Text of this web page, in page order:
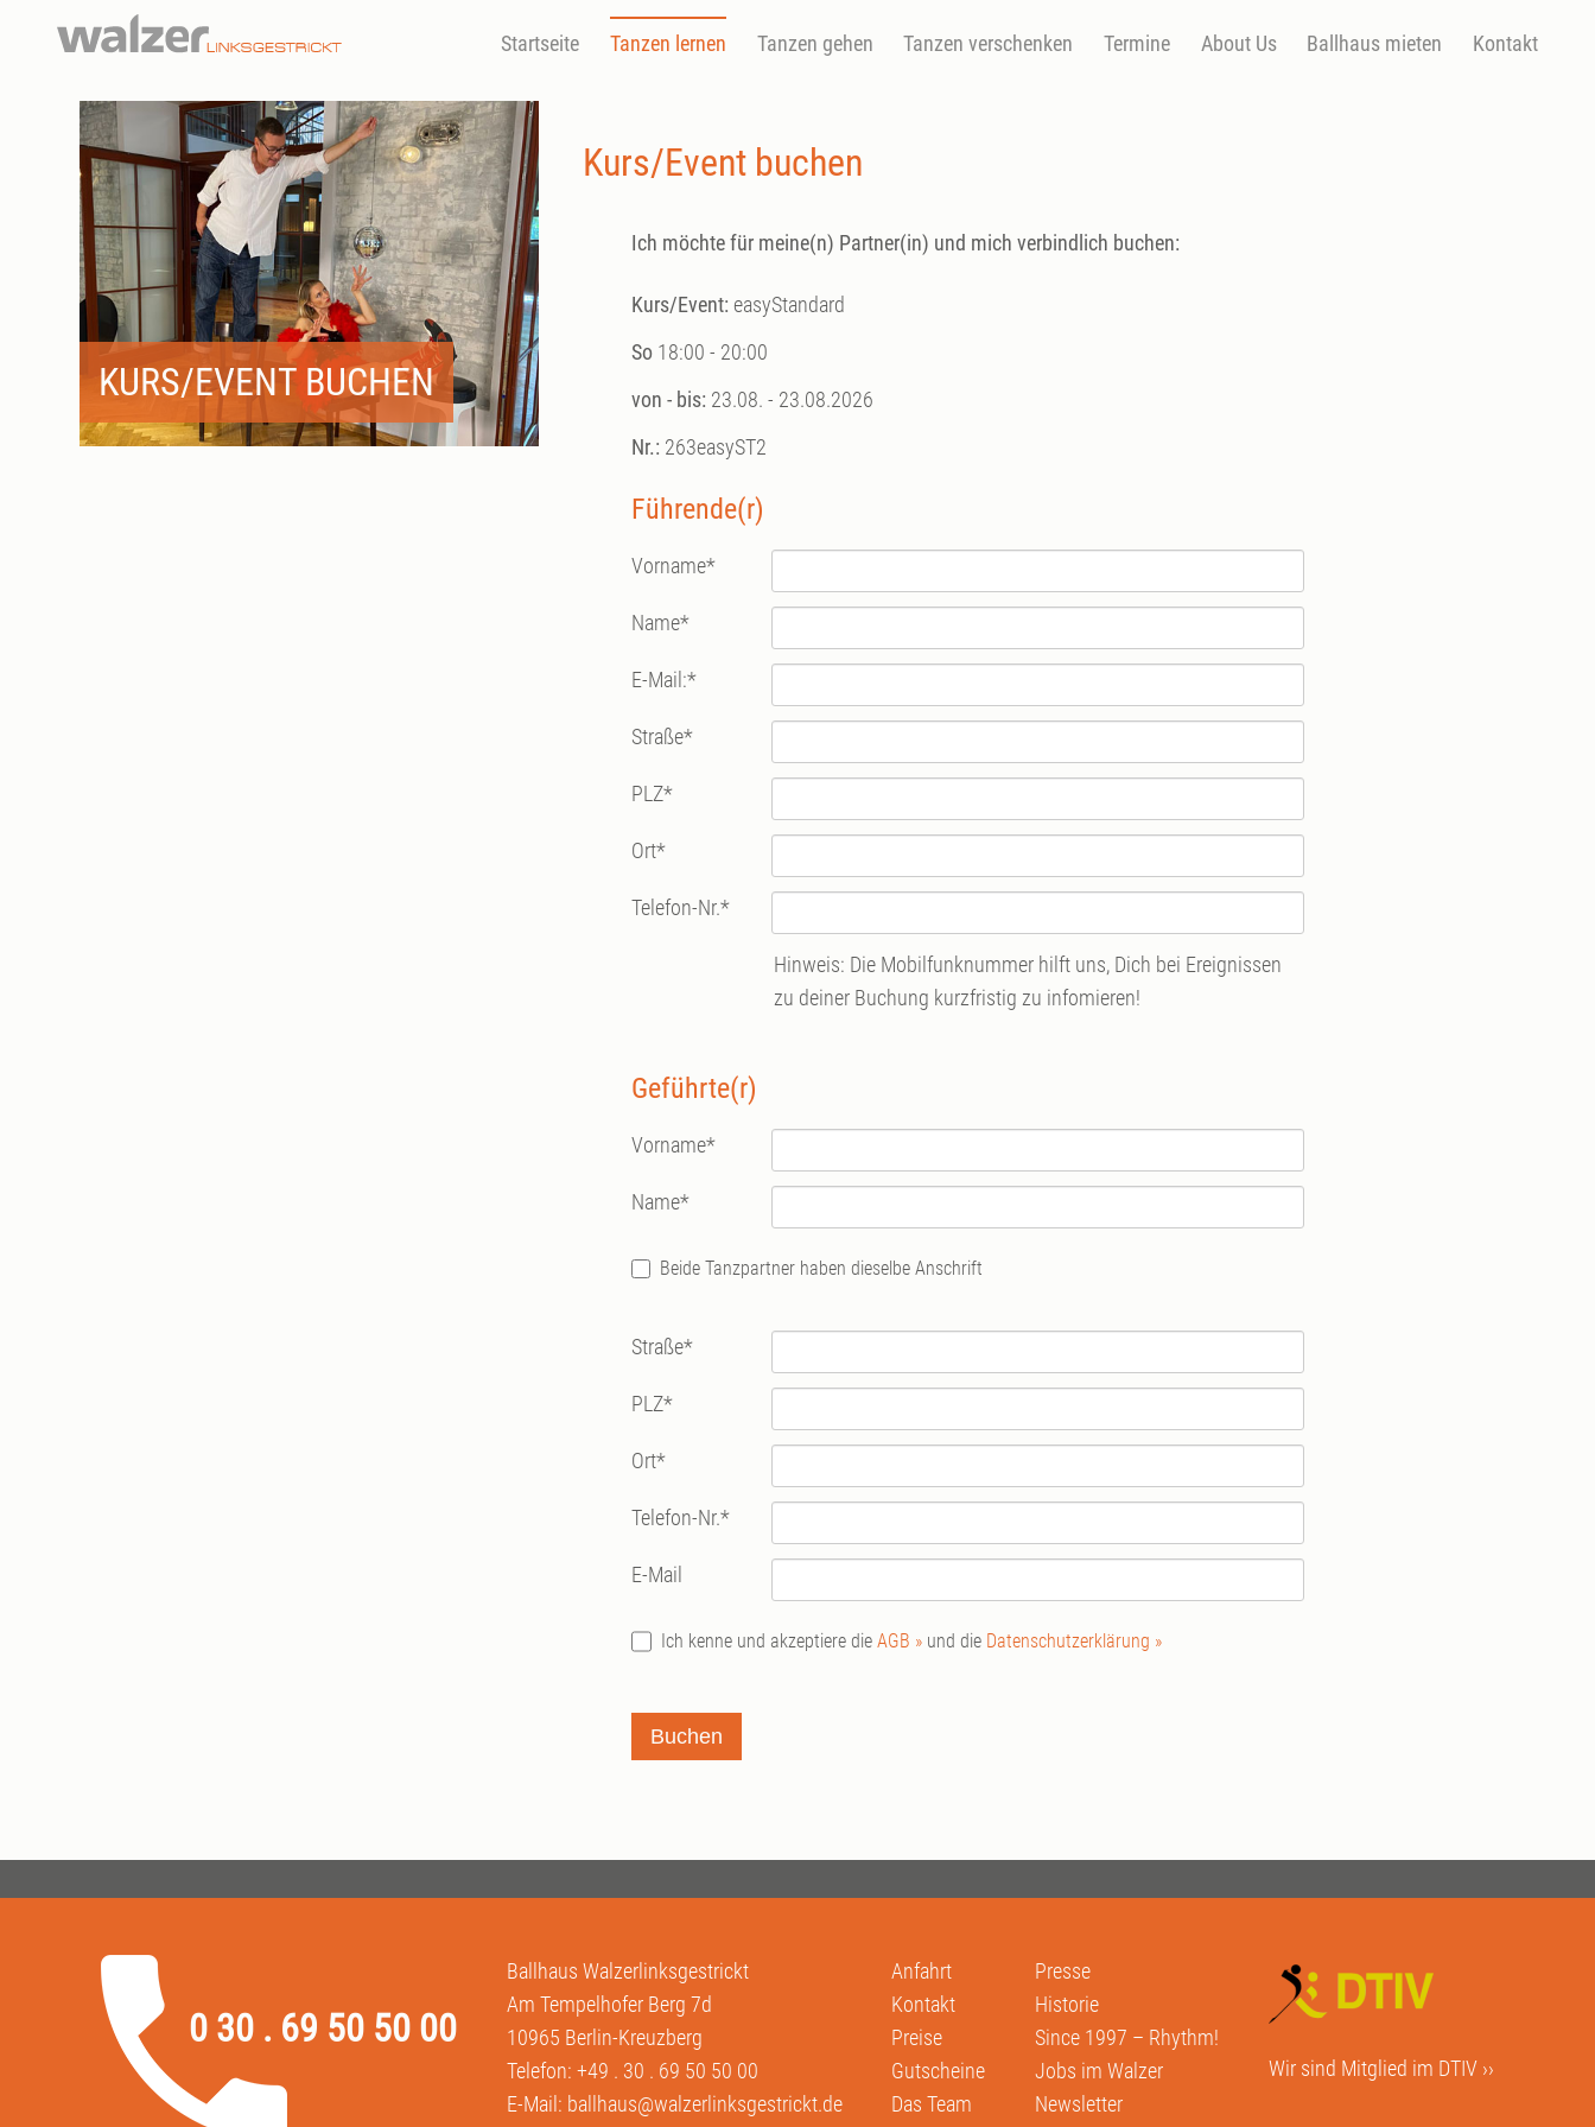
Startseite Tanzen lernen Tanzen gehen Tanzen verschenken Termine About Us Ballhaus mieten Kontakt
KURS/EVENT BUCHEN
Kurs/Event buchen
Ich möchte für meine(n) Partner(in) und mich verbindlich buchen:
Kurs/Event: easyStandard
So18:00 - 20:00
von - bis: 23.08. - 23.08.2026
Nr.: 263easyST2
Führende(r)
Vorname*
Name*
E-Mail:*
Straße*
PLZ*
Ort*
Telefon-Nr.*
Hinweis: Die Mobilfunknummer hilft uns, Dich bei Ereignissen
zu deiner Buchung kurzfristig zu infomieren!
Geführte(r)
Vorname*
Name*
Beide Tanzpartner haben dieselbe Anschrift
Straße*
PLZ*
Ort*
Telefon-Nr.*
E-Mail
Ich kenne und akzeptiere die AGB »und die Datenschutzerklärung »
Buchen
0 30 . 69 50 50 00
Ballhaus Walzerlinksgestrickt
Am Tempelhofer Berg 7d
10965 Berlin-Kreuzberg
Telefon: +49 . 30 . 69 50 50 00
E-Mail: ballhaus@walzerlinksgestrickt.de
Anfahrt
Kontakt
Preise
Gutscheine
Das Team
Presse
Historie
Since 1997 – Rhythm!
Jobs im Walzer
Newsletter
Wir sind Mitglied im DTIV ››